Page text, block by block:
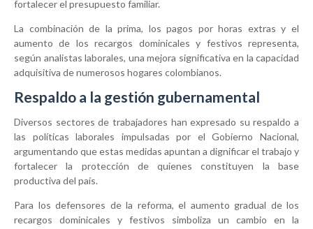
fortalecer el presupuesto familiar.
La combinación de la prima, los pagos por horas extras y el
aumento de los recargos dominicales y festivos representa,
según analistas laborales, una mejora significativa en la capacidad
adquisitiva de numerosos hogares colombianos.
Respaldo a la gestión gubernamental
Diversos sectores de trabajadores han expresado su respaldo a
las políticas laborales impulsadas por el Gobierno Nacional,
argumentando que estas medidas apuntan a dignificar el trabajo y
fortalecer la protección de quienes constituyen la base
productiva del país.
Para los defensores de la reforma, el aumento gradual de los
recargos dominicales y festivos simboliza un cambio en la